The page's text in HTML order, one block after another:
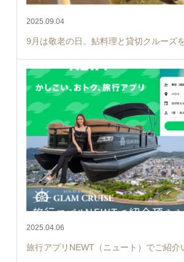
2025.09.04
9月は敬老の日。鮎料理と貸切クルーズ
2025.04.06
旅行アプリNEWT（ニュート）でご紹介